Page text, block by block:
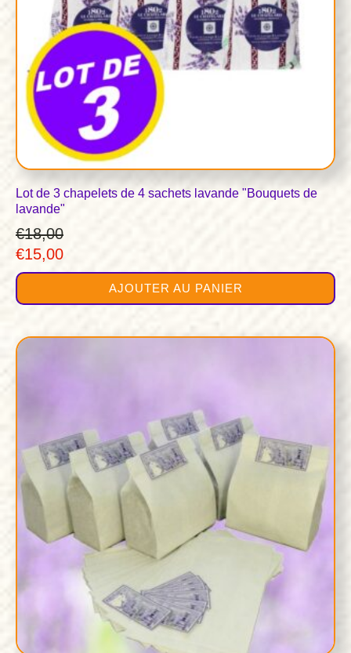
Lot de 3 chapelets de 4 sachets lavande "Bouquets de
lavande"
€18,00
Le
prix
initial
€18,00.
€15,00Le
prix
€15,00.
AJOUTER AU PANIER